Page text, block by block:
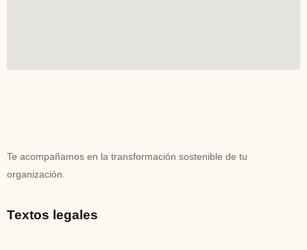
Te acompañamos en la transformación sostenible de tu
organización.
Textos legales